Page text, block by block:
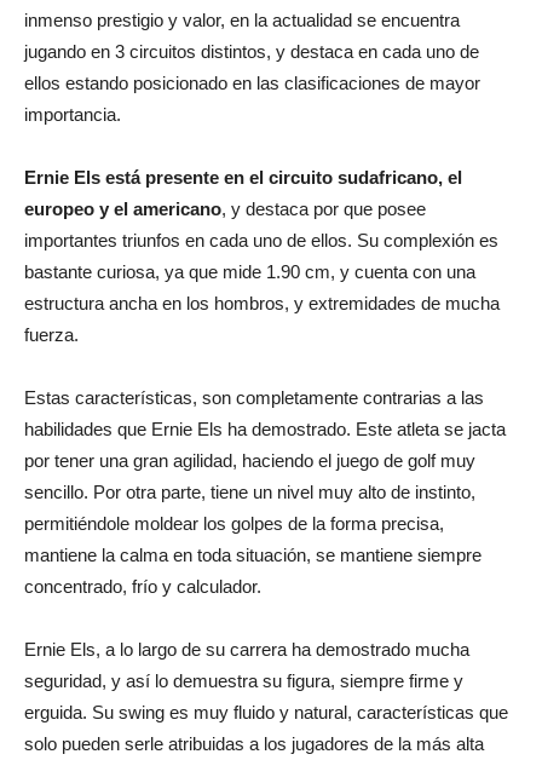
inmenso prestigio y valor, en la actualidad se encuentra
jugando en 3 circuitos distintos, y destaca en cada uno de
ellos estando posicionado en las clasificaciones de mayor
importancia.
Ernie Els está presente en el circuito sudafricano, el
europeo y el americano, y destaca por que posee
importantes triunfos en cada uno de ellos. Su complexión es
bastante curiosa, ya que mide 1.90 cm, y cuenta con una
estructura ancha en los hombros, y extremidades de mucha
fuerza.
Estas características, son completamente contrarias a las
habilidades que Ernie Els ha demostrado. Este atleta se jacta
por tener una gran agilidad, haciendo el juego de golf muy
sencillo. Por otra parte, tiene un nivel muy alto de instinto,
permitiéndole moldear los golpes de la forma precisa,
mantiene la calma en toda situación, se mantiene siempre
concentrado, frío y calculador.
Ernie Els, a lo largo de su carrera ha demostrado mucha
seguridad, y así lo demuestra su figura, siempre firme y
erguida. Su swing es muy fluido y natural, características que
solo pueden serle atribuidas a los jugadores de la más alta